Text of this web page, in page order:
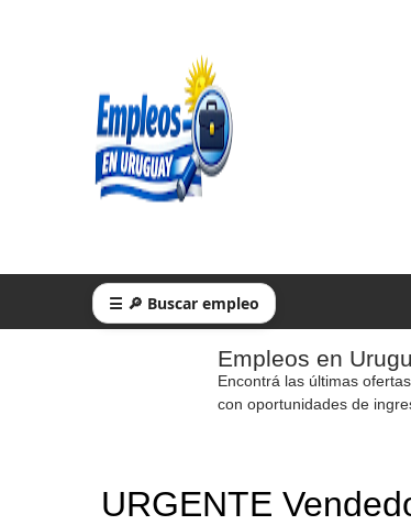
☰ 🔎 Buscar empleo
Empleos en
Encontrá las últimas
con oportunidades de
URGENTE